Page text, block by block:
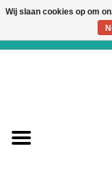
Wij slaan cookies op om